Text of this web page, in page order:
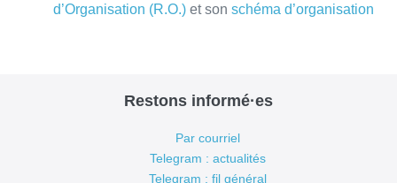
d’Organisation (R.O.) et son schéma d’organisation
Restons informé·es
Par courriel
Telegram : actualités
Telegram : fil général